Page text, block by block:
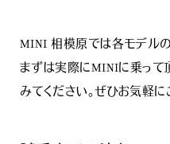
MINI 相模原では各モデル
まずは実際にMINIに乗って
みてください。ぜひお気軽